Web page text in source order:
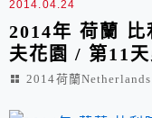
2014.04.24
2014年 荷蘭 比
夫花園 / 第11
2014荷蘭Netherlands